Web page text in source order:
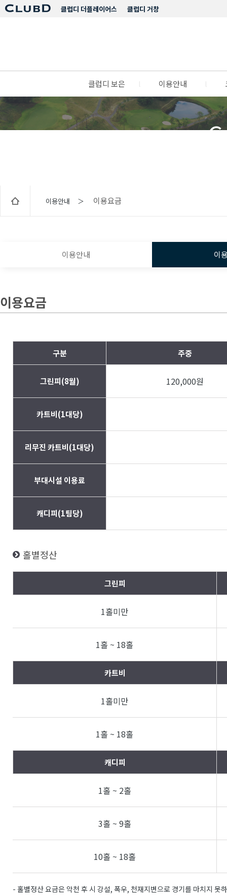
클럽디 거창
클럽디 더플레이어스
클럽디 보은 이용안내
이용안내 ＞ 이용요금
이용안내 이
이용요금
구분 주중
그린피(8월) 120,000원
카트비(1대당)
리무진 카트비(1대당)
부대시설 이용료
캐디피(1팀당)
홀별정산
그린피
1홀미만
1홀 ~ 18홀
카트비
1홀미만
1홀 ~ 18홀
캐디피
1홀 ~ 2홀
3홀 ~ 9홀
10홀 ~ 18홀
- 홀별정산 요금은 악천 후 시 강설, 폭우, 천재지변으로 경기를 마치지 못